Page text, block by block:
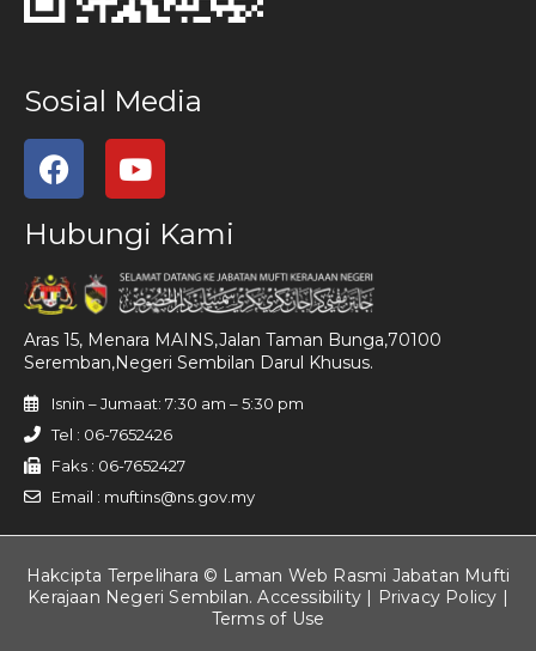
Sosial Media
Hubungi Kami
Aras 15, Menara MAINS,Jalan Taman Bunga,70100
Seremban,Negeri Sembilan Darul Khusus.
Isnin – Jumaat: 7:30 am – 5:30 pm
Tel : 06-7652426
Faks : 06-7652427
Email : muftins@ns.gov.my
Hakcipta Terpelihara © Laman Web Rasmi Jabatan Mufti
Kerajaan Negeri Sembilan. Accessibility | Privacy Policy |
Terms of Use